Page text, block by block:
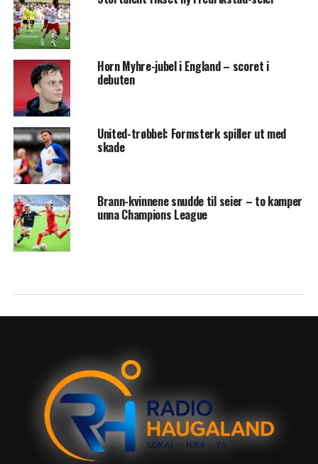
Horn Myhre-jubel i England – scoret i
debuten
United-trøbbel: Formsterk spiller ut med
skade
Brann-kvinnene snudde til seier – to kamper
unna Champions League